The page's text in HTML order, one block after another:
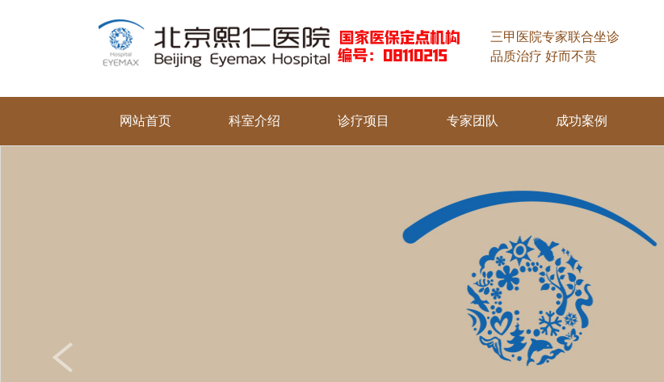
三甲医院专家联合坐诊
品质治疗 好而不贵
网站首页 科室介绍 诊疗项目 专家团队 成功案例